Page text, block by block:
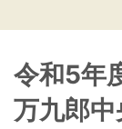
令和5年
万九郎